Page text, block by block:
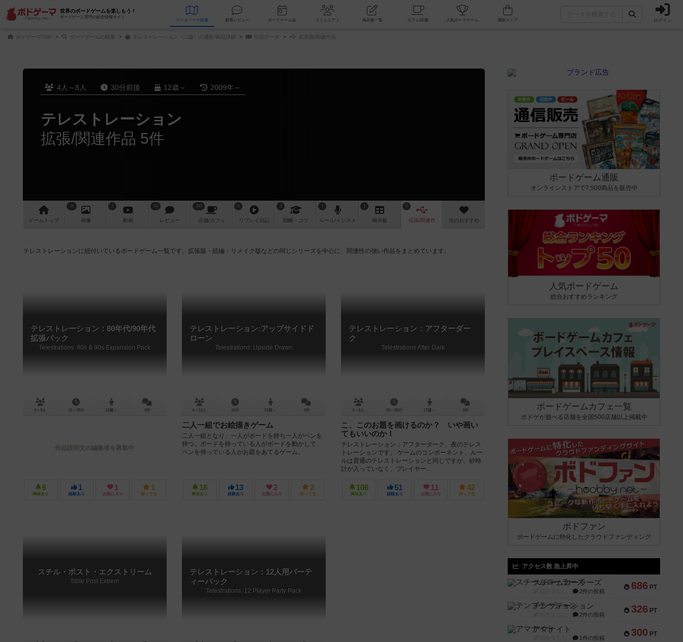
世界のボードゲームを楽しもう！
ボードゲーム専門の総合情報サイト
データベース 検索 新着レビュー ボードゲーム会 コミュニティ 掲示板一覧 カフェ/店舗 人気ボードゲーム ログイン
ボドゲーマTOP ボードゲームの検索 テレストレーション（二版）の通販/商品詳細 作品データ 拡張版/関連作品
4人～8人 30分前後 12歳～ 2009年～
テレストレーション
拡張/関連作品 5件
ゲーム トップ
16
画像
2
動画
54
レビュー
293
店舗/カフェ
5
リプレイ 日記
3
戦略 ・コツ
1
ルール/インスト
1
掲示板
5
拡張/関連作 次のおすすめ
テレストレーションに紐付いているボードゲーム一覧です。拡張版・続編・リメイク版などの同じシリーズを中心に、関連性の強い作品をまとめています。
テレストレーション：80年代/90年代
拡張パック
Telestrations: 80s & 90s Expansion Pack
4～8人 15～30分 12歳～ 0件
作品説明文の編集者を募集中
6
興味あり
1
経験あり
1
お気に入り
1
持ってる
テレストレーション:アップサイドド
ローン
Telestrations: Upside Drawn
4～12人 20分 12歳～ 1件
二人一組でお絵描きゲーム
二人一組となり、一人がボードを持ち一人がペンを
持つ。ボードを持っている人がボードを動かして、
ペンを持っている人がお題をあてるゲーム。
18
興味あり
13
経験あり
2
お気に入り
2
持ってる
テレストレーション：アフターダー
ク
Telestrations After Dark
4～8人 20～30分 17歳～ 4件
こ、このお題を画けるのか？ いや画い
てもいいのか！
テレストレーション：アフターダーク、夜のテレス
トレーションです。 ゲームのコンポーネント、ルー
ルは普通のテレストレーションと同じですが、砂時
計が入っていなく、プレイヤー...
106
興味あり
51
経験あり
11
お気に入り
42
持ってる
スチル・ポスト・エクストリーム
Stille Post Extrem
テレストレーション：12人用パーテ
ィーパック
Telestrations: 12 Player Party Pack
ボードゲーム通販
オンラインストアで7,500商品を販売中
人気ボードゲーム
総合おすすめランキング
ボードゲームカフェ一覧
ボドゲが遊べる店舗を全国500店舗以上掲載中
ボドファン
ボードゲームに特化したクラウドファンディング
アクセス数 急上昇中
686 PT
スチームローラーズ
2件の投稿
326 PT
テンプテーション
2件の投稿
300 PT
アマナイト
1件の投稿